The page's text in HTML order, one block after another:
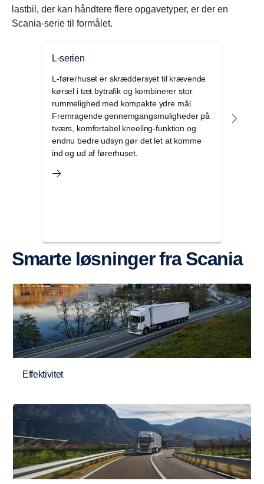
lastbil, der kan håndtere flere opgavetyper, er der en
Scania-serie til formålet.
L-serien
L-førerhuset er skræddersyet til krævende
kørsel i tæt bytrafik og kombinerer stor
rummelighed med kompakte ydre mål.
Fremragende gennemgangsmuligheder på
tværs, komfortabel kneeling-funktion og
endnu bedre udsyn gør det let at komme
ind og ud af førerhuset.
Smarte løsninger fra Scania
Effektivitet